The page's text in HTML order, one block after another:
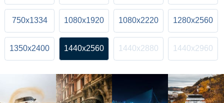
750x1334 1080x1920 1080x2220 1280x2560
1350x2400 1440x2560 1440x2880 1440x2960